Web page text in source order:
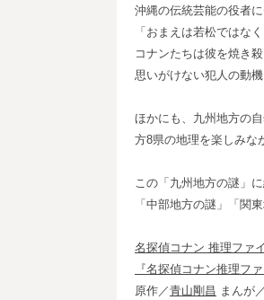
沖縄の伝統芸能の役者
「おまえは若松ではな
コナンたちは彼を焼き
思いがけない犯人の動
ほかにも、九州地方の
方8県の地理を楽しみな
この「九州地方の謎」
「中部地方の謎」「関
名探偵コナン 推理ファ
『名探偵コナン推理フ
原作／青山剛昌 まんが／